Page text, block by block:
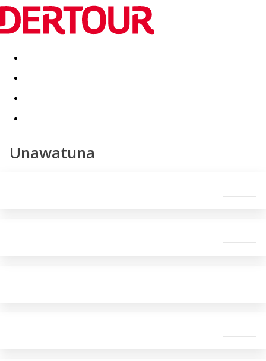
Destinatii Vacanta perfecta OFERTE DE NERATAT
Unawatuna